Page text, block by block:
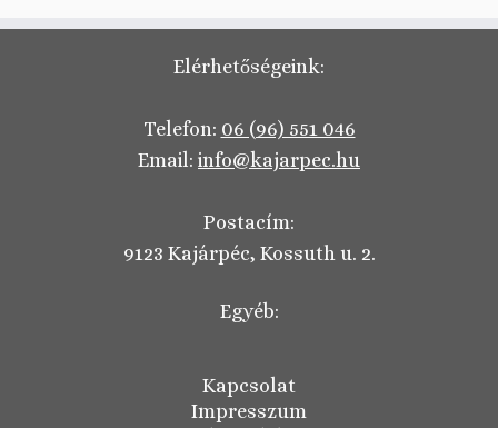
Elérhetőségeink:
Telefon: 06 (96) 551 046
Email: info@kajarpec.hu
Postacím:
9123 Kajárpéc, Kossuth u. 2.
Egyéb:
Kapcsolat
Impresszum